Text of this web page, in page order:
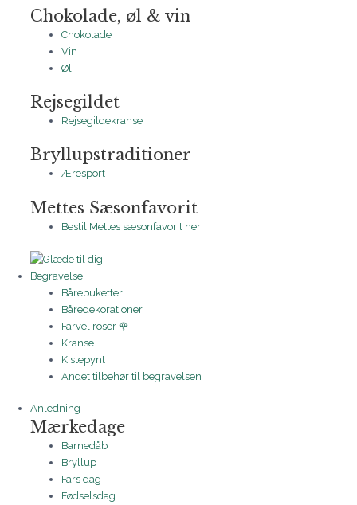
Chokolade, øl & vin
Chokolade
Vin
Øl
Rejsegildet
Rejsegildekranse
Bryllupstraditioner
Æresport
Mettes Sæsonfavorit
Bestil Mettes sæsonfavorit her
Begravelse
Bårebuketter
Båredekorationer
Farvel roser 🌹
Kranse
Kistepynt
Andet tilbehør til begravelsen
Anledning
Mærkedage
Barnedåb
Bryllup
Fars dag
Fødselsdag